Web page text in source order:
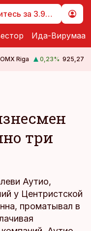
Подпишитесь за 3.99 €
Ида-Вирумаа
OMX Riga 0,23% 925,27
три
Аутио,
у Центристской
проматывал в